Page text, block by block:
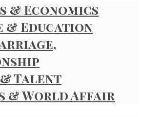
& Economics
& Education
Talent
& World Affair